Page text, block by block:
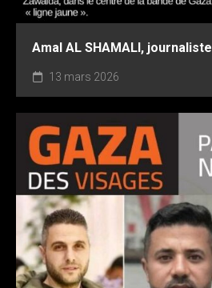
Amal AL SHAMALI, journaliste
13 mars 2026